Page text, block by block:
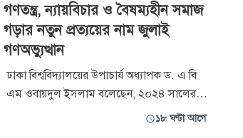
গণতন্ত্র, ন্যায়বিচার ও বৈষম্যহীন সমাজ
গড়ার নতুন প্রত্যয়ের নাম জুলাই
গণঅভ্যুত্থান
ঢাকা বিশ্ববিদ্যালয়ের উপাচার্য অধ্যাপক ড. এ বি
এম ওবায়দুল ইসলাম বলেছেন, ২০২৪ সালের
জুলাই গণঅভ্যুত্থান শুধু একটি রাজনৈতিক১৮ ঘণ্টা আগে